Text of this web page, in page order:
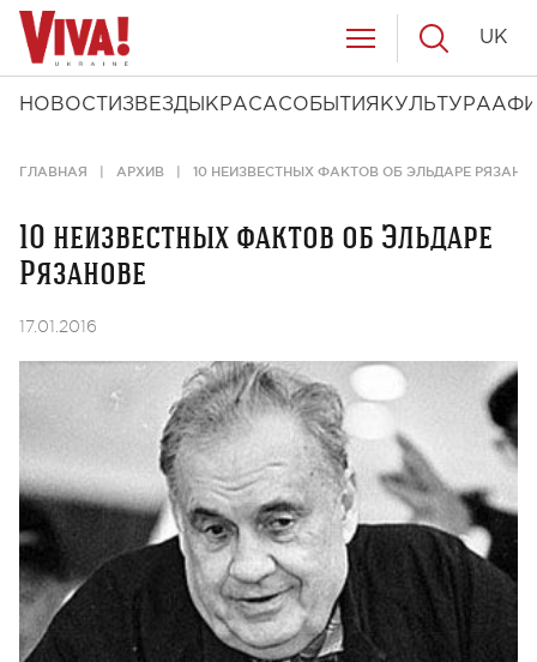
НОВОСТИ ЗВЕЗДЫ КРАСАСОБЫТИЯ КУЛЬТУРА
UK
ГЛАВНАЯ АРХИВ 10 НЕИЗВЕСТНЫХ ФАКТОВ ОБ ЭЛЬДАРЕ
10 неизвестных фактов об Эльдаре
Рязанове
17.01.2016